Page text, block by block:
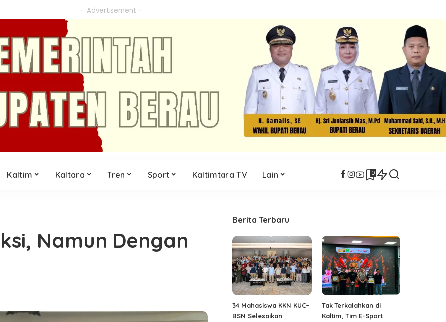
– Advertisement –
Kaltim Kaltara Tren Sport Kaltimtara TV Lain 0
Namun Dengan
Berita Terbaru
34 Mahasiswa KKN KUC–
BSN Selesaikan
Tak Terkalahkan di
Kaltim, Tim E-Sport